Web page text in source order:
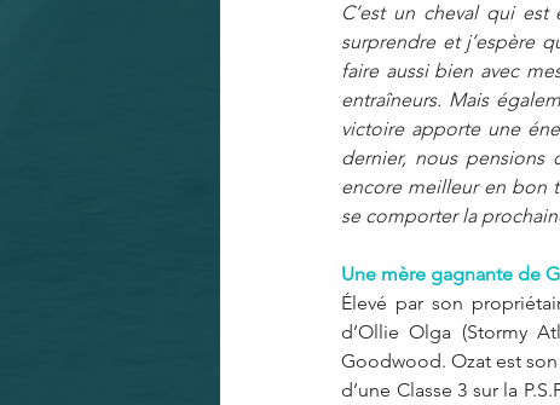
C’est un cheval qui
surprendre et j’espère
faire aussi bien avec
entraîneurs. Mais
victoire apporte une
dernier, nous pensions
encore meilleur en bon
se comporter la
Une mère gagnante de
Élevé par son
d’Ollie Olga (Stormy
Goodwood. Ozat est
d’une Classe 3 sur la